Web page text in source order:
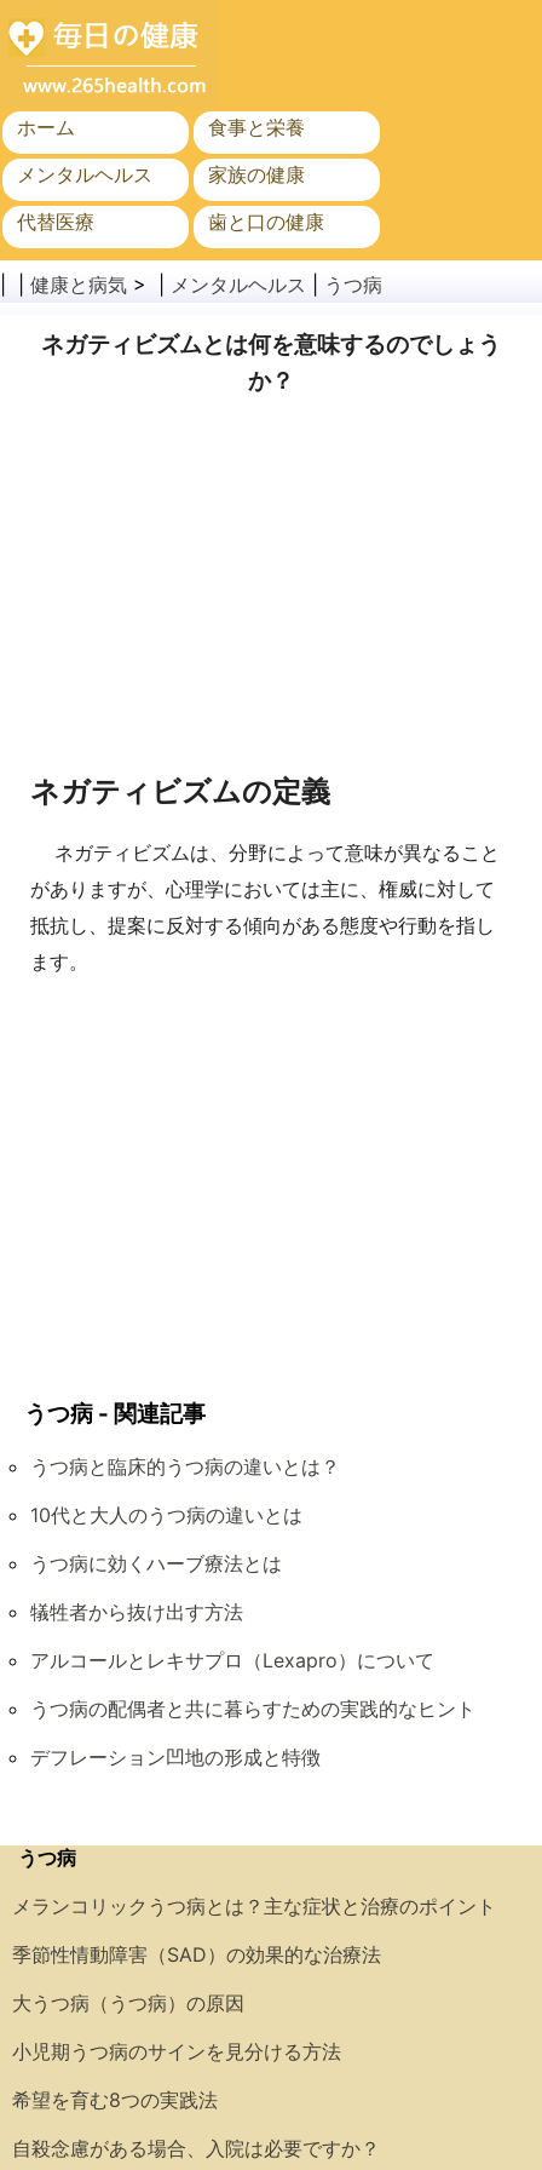
ホーム
食事と栄養
メンタルヘルス
家族の健康
代替医療
歯と口の健康
がん
健康と病気 > | メンタルヘルス うつ病
ネガティビズムとは何を意味するのでしょう
か？
ネガティビズムの定義
ネガティビズムは、分野によって意味が異なること
がありますが、心理学においては主に、権威に対して
抵抗し、提案に反対する傾向がある態度や行動を指し
ます。
うつ病 - 関連記事
うつ病と臨床的うつ病の違いとは？
10代と大人のうつ病の違いとは
うつ病に効くハーブ療法とは
犠牲者から抜け出す方法
アルコールとレキサプロ（Lexapro）について
うつ病の配偶者と共に暮らすための実践的なヒント
デフレーション凹地の形成と特徴
うつ病
メランコリックうつ病とは？主な症状と治療のポイント
季節性情動障害（SAD）の効果的な治療法
大うつ病（うつ病）の原因
小児期うつ病のサインを見分ける方法
希望を育む8つの実践法
自殺念慮がある場合、入院は必要ですか？